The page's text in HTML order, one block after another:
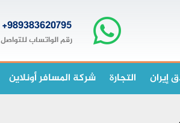
989383620795+
رقم الواتساب للتواصل
إيران التجارة شركة المسافر أونلاين